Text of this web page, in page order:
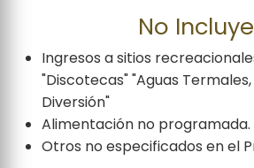
No
Ingresos a sitios
"Discotecas" "Aguas
Diversión"
Alimentación no programada.
Otros no especificados en el